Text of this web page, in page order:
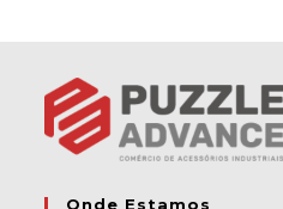
Onde Estamos